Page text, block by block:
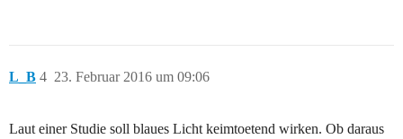
L_B 23. Februar 2016 um 09:06
4
Laut einer Studie soll blaues Licht keimtoetend wirken. Ob daraus